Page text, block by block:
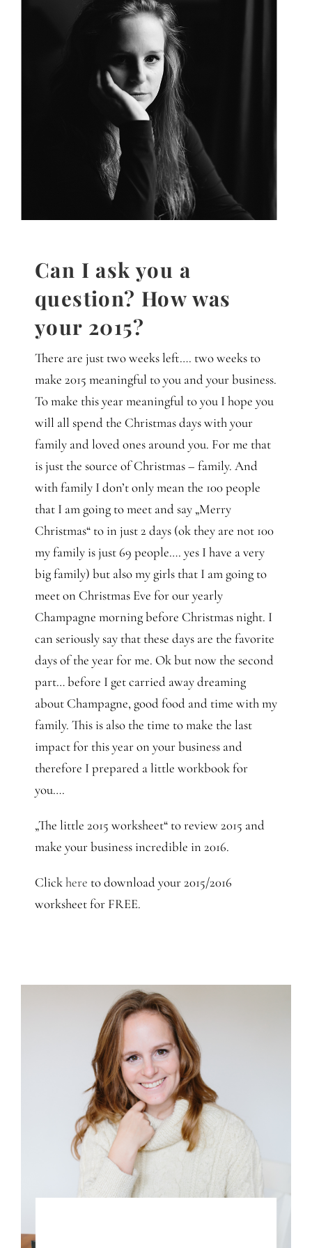
Can I ask you a
question? How was
your 2015?
There are just two weeks left…. two weeks to
make 2015 meaningful to you and your business.
To make this year meaningful to you I hope you
will all spend the Christmas days with your
family and loved ones around you. For me that
is just the source of Christmas – family. And
with family I don’t only mean the 100 people
that I am going to meet and say „Merry
Christmas“ to in just 2 days (ok they are not 100
my family is just 69 people…. yes I have a very
big family) but also my girls that I am going to
meet on Christmas Eve for our yearly
Champagne morning before Christmas night. I
can seriously say that these days are the favorite
days of the year for me. Ok but now the second
part… before I get carried away dreaming
about Champagne, good food and time with my
family. This is also the time to make the last
impact for this year on your business and
therefore I prepared a little workbook for
you….
„The little 2015 worksheet“ to review 2015 and
make your business incredible in 2016.
Clickhere to download your 2015/2016
worksheet for FREE.